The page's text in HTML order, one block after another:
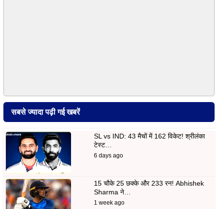
सबसे ज्यादा पढ़ी गई खबरें
SL vs IND: 43 मैचों में 162 विकेट! श्रीलंका
टेस्ट…
6 days ago
15 चौके 25 छक्के और 233 रन! Abhishek
Sharma ने…
1 week ago